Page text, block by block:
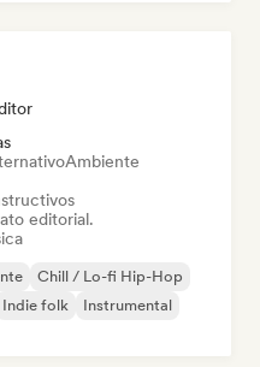
Ambiente
editorial.
Chill / Lo-fi Hip-Hop
Indie folk
Instrumental